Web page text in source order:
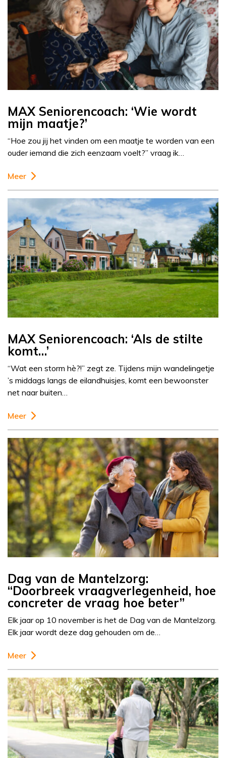
MAX Seniorencoach: ‘Wie wordt
mijn maatje?’
“Hoe zou jij het vinden om een maatje te worden van een
ouder iemand die zich eenzaam voelt?” vraag ik…
Meer
MAX Seniorencoach: ‘Als de stilte
komt…’
“Wat een storm hè?!” zegt ze. Tijdens mijn wandelingetje
’s middags langs de eilandhuisjes, komt een bewoonster
net naar buiten…
Meer
Dag van de Mantelzorg:
“Doorbreek vraagverlegenheid, hoe
concreter de vraag hoe beter”
Elk jaar op 10 november is het de Dag van de Mantelzorg.
Elk jaar wordt deze dag gehouden om de…
Meer